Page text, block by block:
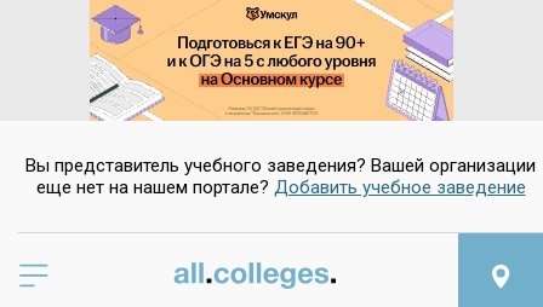
Вы представитель учебного заведения? Вашей организации
еще нет на нашем портале? Добавить учебное заведение